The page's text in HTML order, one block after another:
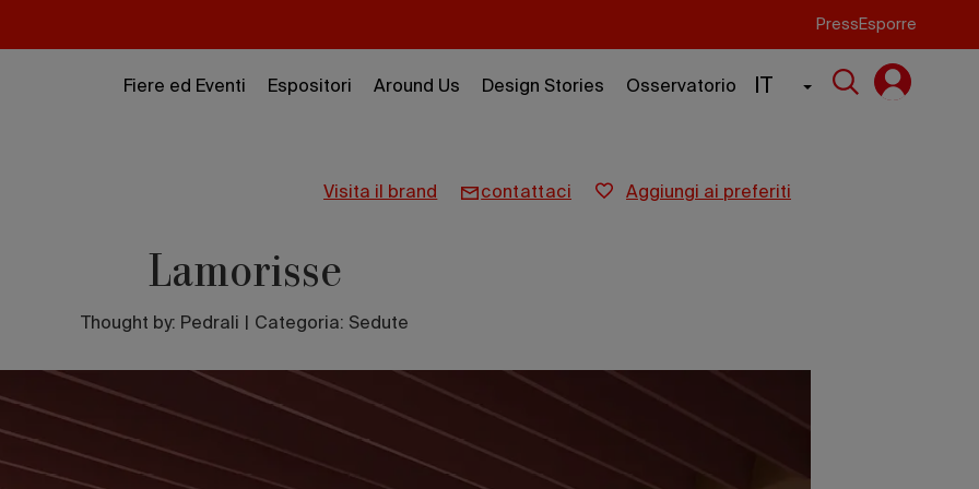
Press Esporre
Fiere ed Eventi Espositori Around Us Design Stories Osservatorio IT
visita il brand contattaci aggiungi ai preferiti
Lamorisse
Thought by: Pedrali Categoria: Sedute